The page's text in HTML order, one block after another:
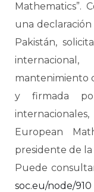
Mathematics”.
una
Pakistán,
mantenimiento
y firmada
European
presidente de la
Puede
soc.eu/node/910